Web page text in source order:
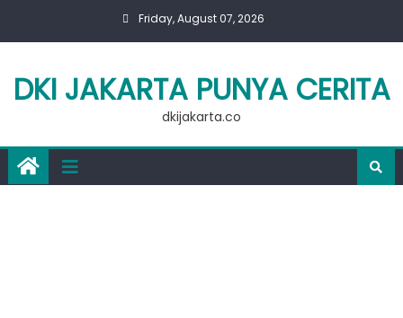
Friday, August 07, 2026
DKI JAKARTA PUNYA CERITA
dkijakarta.co